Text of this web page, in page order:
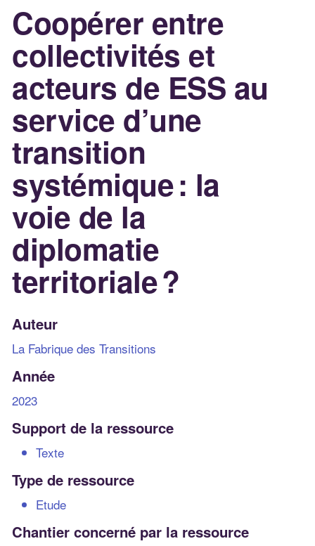
Coopérer entre
collectivités et
acteurs de ESS au
service d’une
transition
systémique : la
voie de la
diplomatie
territoriale ?
Auteur
La Fabrique des Transitions
Année
2023
Support de la ressource
Texte
Type de ressource
Etude
Chantier concerné par la ressource